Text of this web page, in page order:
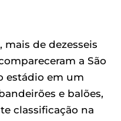
mais de dezesseis
a São
estádio em um
e balões,
classificação na